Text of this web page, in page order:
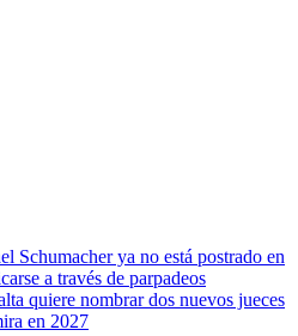
Schumacher ya no está postrado en
a través de parpadeos
quiere nombrar dos nuevos jueces
en 2027